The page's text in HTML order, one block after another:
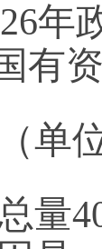
有
单
量